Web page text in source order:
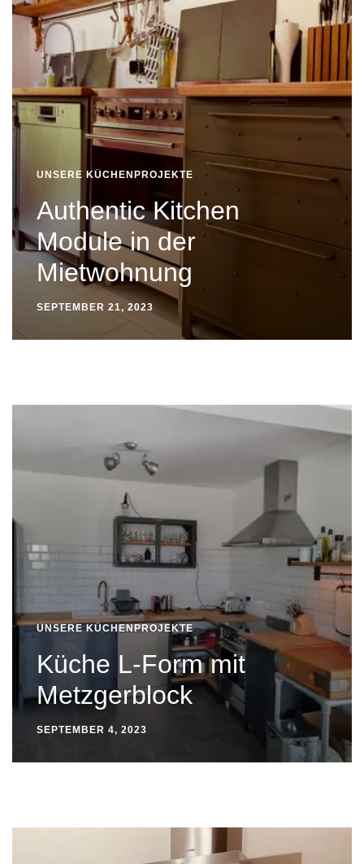
UNSERE KÜCHENPROJEKTE
Authentic Kitchen
Module in der
Mietwohnung
SEPTEMBER 21, 2023
UNSERE KÜCHENPROJEKTE
Küche L-Form mit
Metzgerblock
SEPTEMBER 4, 2023